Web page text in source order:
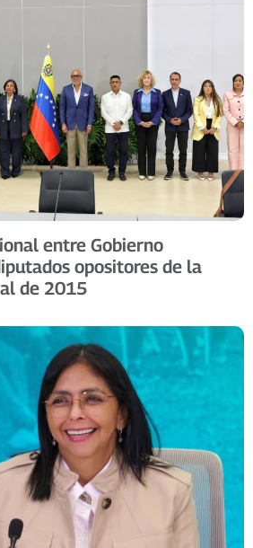
entre Gobierno
opositores de la
de 2015